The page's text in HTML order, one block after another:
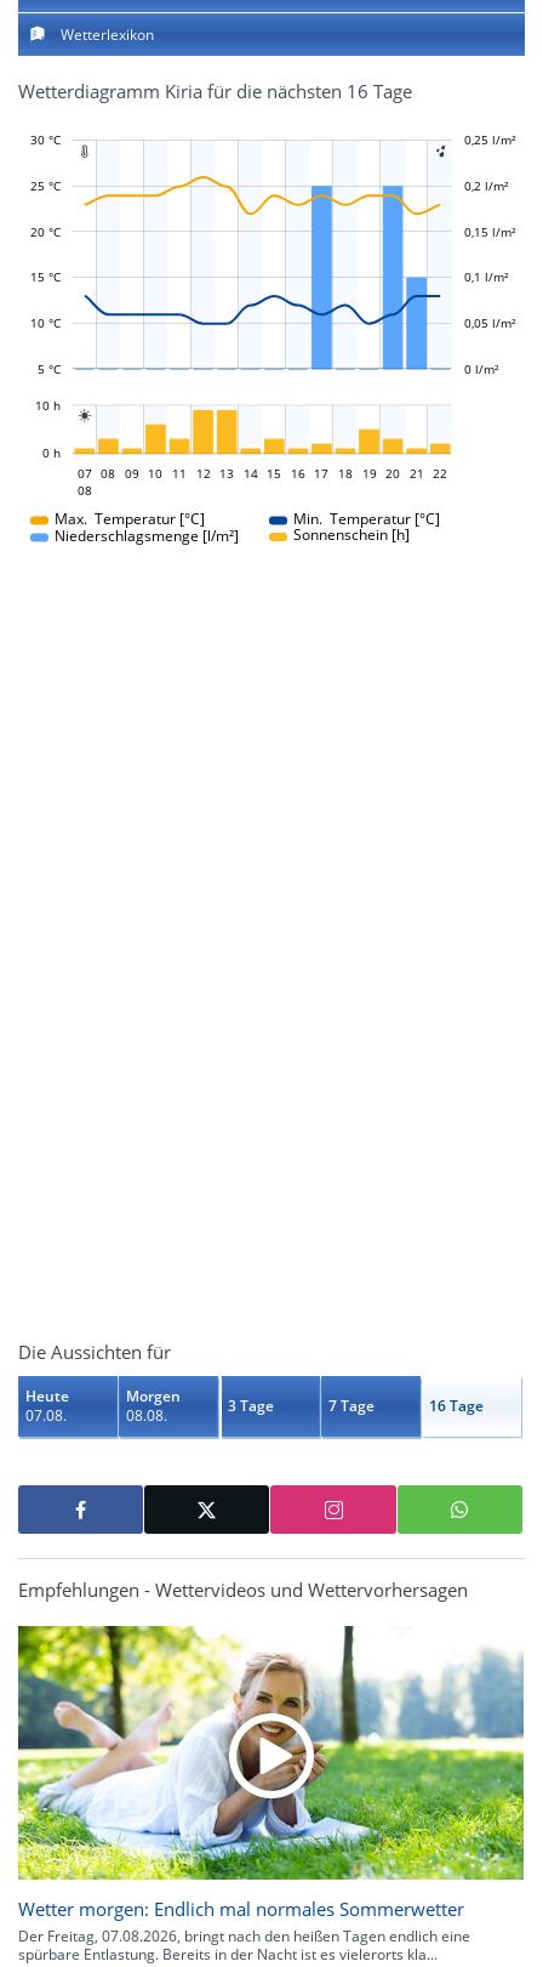
Wetterlexikon
Wetterdiagramm Kiria für die nächsten 16 Tage
 
5 °C
10 °C
15 °C
20 °C
25 °C
30 °C -0,1 l/m²
-0,05 l/m²
0 l/m²
0,05 l/m²
0,1 l/m²
0,15 l/m²
0,2 l/m²
0,25 l/m²
0,3 l/m²

0 h
10 h
07
07
08
08 09 10 11 12 13 14 15 16 17 18 19 20 21 22
Max. Temperatur [°C]
Min. Temperatur [°C]
Niederschlagsmenge [l/m²]
Sonnenschein [h]
Die Aussichten für
Heute
07.08.
Morgen
08.08.
3 Tage 7 Tage 16 Tage
Empfehlungen - Wettervideos und Wettervorhersagen
Wetter morgen: Endlich mal normales Sommerwetter
Der Freitag, 07.08.2026, bringt nach den heißen Tagen endlich eine
spürbare Entlastung. Bereits in der Nacht ist es vielerorts kla...